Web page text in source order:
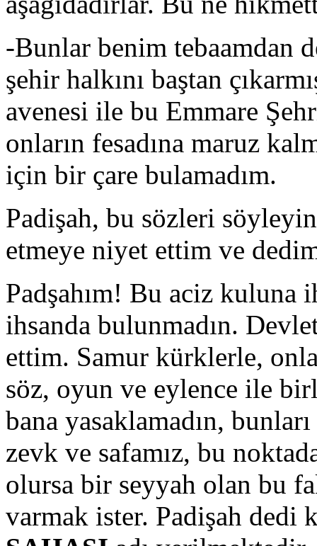
-Bunlar benim tebaamdan
şehir halkını baştan
avenesi ile bu Emmare
onların fesadına maruz
için bir çare bulamadım.
Padişah, bu sözleri
etmeye niyet ettim ve
Padşahım! Bu aciz kuluna
ihsanda bulunmadın.
ettim. Samur kürklerle,
söz, oyun ve eylence ile
bana yasaklamadın,
zevk ve safamız, bu
olursa bir seyyah olan bu
varmak ister. Padişah